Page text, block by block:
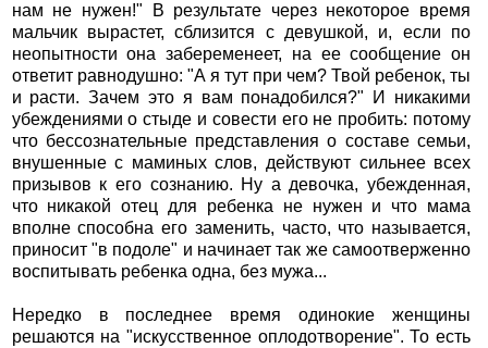
нам не нужен!" В результате через некоторое время
мальчик вырастет, сблизится с девушкой, и, если по
неопытности она забеременеет, на ее сообщение он
ответит равнодушно: "А я тут при чем? Твой ребенок, ты
и расти. Зачем это я вам понадобился?" И никакими
убеждениями о стыде и совести его не пробить: потому
что бессознательные представления о составе семьи,
внушенные с маминых слов, действуют сильнее всех
призывов к его сознанию. Ну а девочка, убежденная,
что никакой отец для ребенка не нужен и что мама
вполне способна его заменить, часто, что называется,
приносит "в подоле" и начинает так же самоотверженно
воспитывать ребенка одна, без мужа...
Нередко в последнее время одинокие женщины
решаются на "искусственное оплодотворение". То есть